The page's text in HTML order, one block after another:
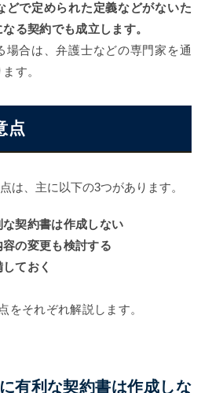
どで定められた定義などがないた
る契約でも成立します。
場合は、弁護士などの専門家を通
す。
点
は、主に以下の3つがあります。
契約書は作成しない
の変更も検討する
ておく
をそれぞれ解説します。
有利な契約書は作成しな